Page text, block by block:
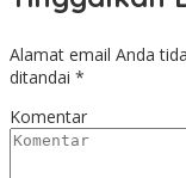
Alamat email Anda
ditandai *
Komentar